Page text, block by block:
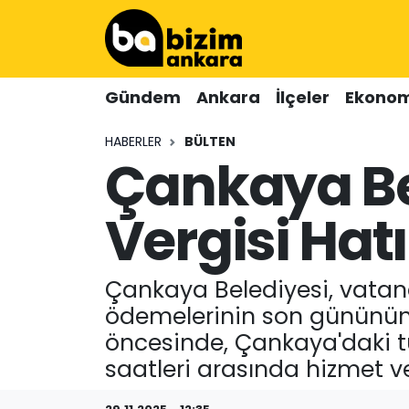
Gündem Ankara İlçeler
HABERLER BÜLTEN
Çankaya
Vergisi
Çankaya Belediyesi,
ödemelerinin son
öncesinde, Çankaya'daki
saatleri arasında hizmet
Hava Durumu
Süper Lig Puan Durumu ve Fikstür
Tüm Manşetler
Son Dakika Haberleri
Haber Arşivi